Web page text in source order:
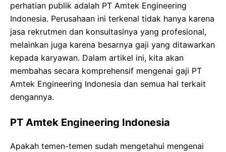
perhatian publik adalah PT Amtek Engineering
Indonesia. Perusahaan ini terkenal tidak hanya karena
jasa rekrutmen dan konsultasinya yang profesional,
melainkan juga karena besarnya gaji yang ditawarkan
kepada karyawan. Dalam artikel ini, kita akan
membahas secara komprehensif mengenai gaji PT
Amtek Engineering Indonesia dan semua hal terkait
dengannya.
PT Amtek Engineering Indonesia
Apakah temen-temen sudah mengetahui mengenai